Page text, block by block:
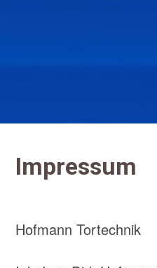
Impressum
Hofmann Tortechnik